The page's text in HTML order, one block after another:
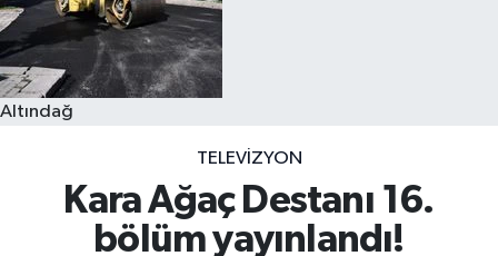
Altındağ
TELEVIZYON
Kara Ağaç Destanı 16.
bölüm yayınlandı!